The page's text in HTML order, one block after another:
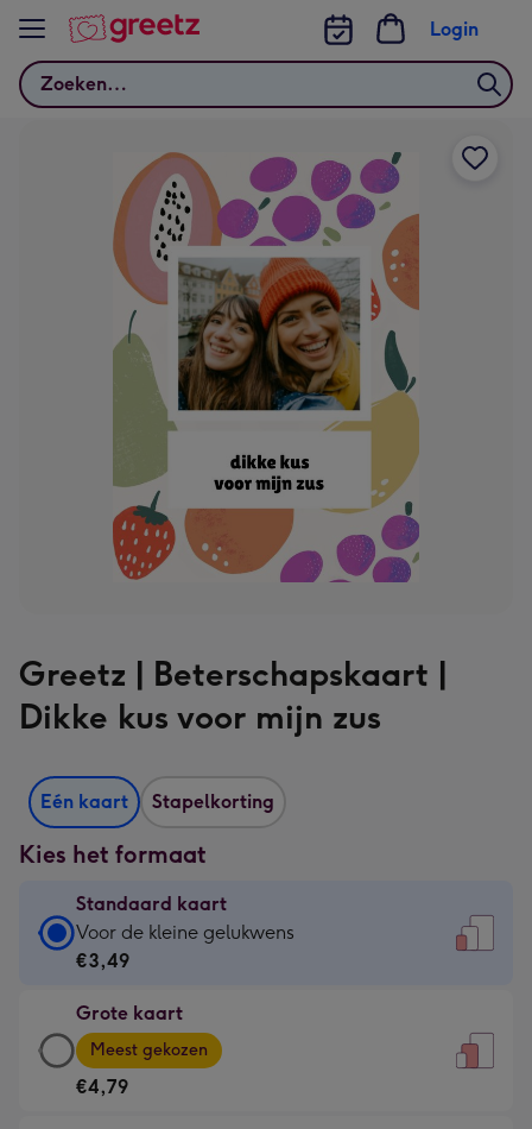
Bekijk meer
Zoeken
Login
Greetz | Beterschapskaart |
Dikke kus voor mijn zus
Eén kaart Stapelkorting
Kies het formaat
Standaard kaart
Standaard
kaart
€3,49
-
Voor
Voor de kleine gelukwens
€3,49
Grote kaart
Grote
kaart
-
Meest gekozen
€4,79